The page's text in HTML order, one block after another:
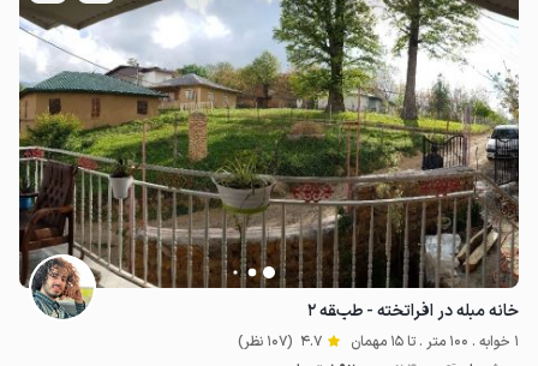
خانه مبله در افراتخته - طبقه ۲
1 خوابه . 100 متر . تا 15 مهمان 4.7 (107 نظر)